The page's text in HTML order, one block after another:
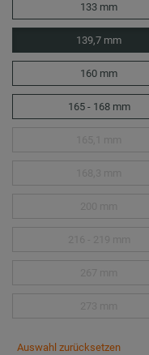
133 mm
139,7 mm
160 mm
165 - 168 mm
Auswahl zurücksetzen